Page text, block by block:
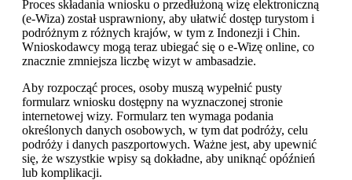
Proces składania wniosku o przedłużoną wizę elektroniczną
(e-Wiza) został usprawniony, aby ułatwić dostęp turystom i
podróżnym z różnych krajów, w tym z Indonezji i Chin.
Wnioskodawcy mogą teraz ubiegać się o e-Wizę online, co
znacznie zmniejsza liczbę wizyt w ambasadzie.
Aby rozpocząć proces, osoby muszą wypełnić pusty
formularz wniosku dostępny na wyznaczonej stronie
internetowej wizy. Formularz ten wymaga podania
określonych danych osobowych, w tym dat podróży, celu
podróży i danych paszportowych. Ważne jest, aby upewnić
się, że wszystkie wpisy są dokładne, aby uniknąć opóźnień
lub komplikacji.